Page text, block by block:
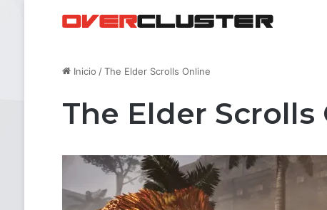
Inicio /The Elder Scrolls Online
The Elder Scrolls